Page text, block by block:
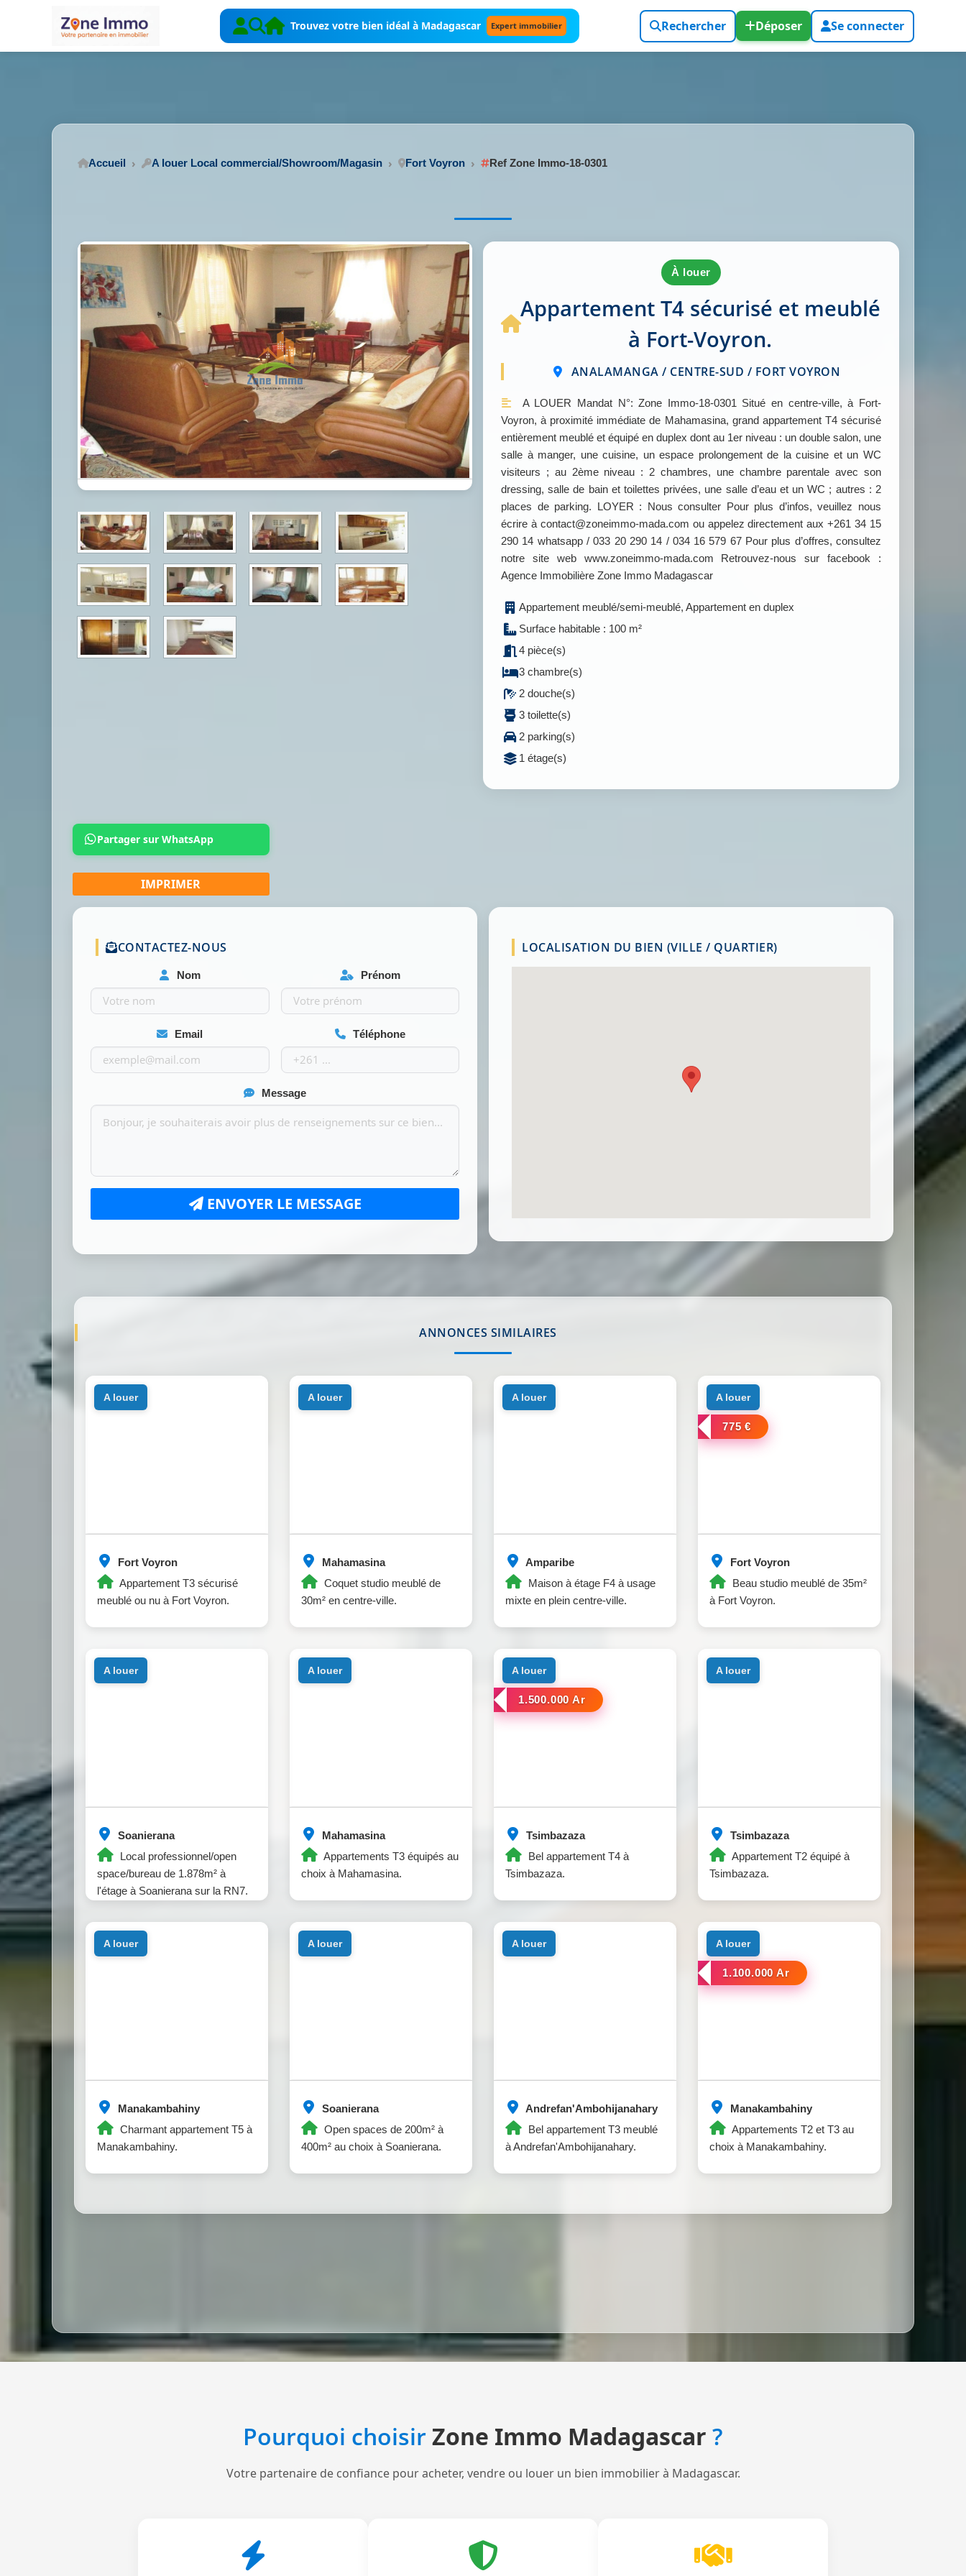
Trouvez votre bien idéal à Madagascar Expert immobilier Rechercher Déposer Se connecter
Accueil A louer Local commercial/Showroom/Magasin Fort Voyron Ref Zone Immo-18-0301
à louer
Appartement T4 sécurisé et meublé
à Fort-Voyron.
ANALAMANGA / CENTRE-SUD / FORT VOYRON
A LOUER Mandat N°: Zone Immo-18-0301 Situé en centre-ville, à Fort-
Voyron, à proximité immédiate de Mahamasina, grand appartement T4 sécurisé
entièrement meublé et équipé en duplex dont au 1er niveau : un double salon, une
salle à manger, une cuisine, un espace prolongement de la cuisine et un WC
visiteurs ; au 2ème niveau : 2 chambres, une chambre parentale avec son
dressing, salle de bain et toilettes privées, une salle d’eau et un WC ; autres : 2
places de parking. LOYER : Nous consulter Pour plus d’infos, veuillez nous
écrire à contact@zoneimmo-mada.com ou appelez directement aux +261 34 15
290 14 whatsapp / 033 20 290 14 / 034 16 579 67 Pour plus d’offres, consultez
notre site web www.zoneimmo-mada.com Retrouvez-nous sur facebook :
Agence Immobilière Zone Immo Madagascar
Appartement meublé/semi-meublé, Appartement en duplex
Surface habitable : 100 m²
4 pièce(s)
3 chambre(s)
2 douche(s)
3 toilette(s)
2 parking(s)
1 étage(s)
Partager sur WhatsApp
CONTACTEZ-NOUS
Nom Prénom
Email Téléphone
Message
ENVOYER LE MESSAGE
LOCALISATION DU BIEN (VILLE / QUARTIER)
ANNONCES SIMILAIRES
Fort Voyron
Appartement T3 sécurisé
meublé ou nu à Fort Voyron.
a louer
Mahamasina
Coquet studio meublé de
30m² en centre-ville.
a louer
Amparibe
Maison à étage F4 à usage
mixte en plein centre-ville.
a louer
Fort Voyron
Beau studio meublé de 35m²
à Fort Voyron.
a louer
775 €
Soanierana
Local professionnel/open
space/bureau de 1.878m² à
l'étage à Soanierana sur la RN7.
a louer
Mahamasina
Appartements T3 équipés au
choix à Mahamasina.
a louer
Tsimbazaza
Bel appartement T4 à
Tsimbazaza.
a louer
1.500.000 Ar
Tsimbazaza
Appartement T2 équipé à
Tsimbazaza.
a louer
Manakambahiny
Charmant appartement T5 à
Manakambahiny.
a louer
Soanierana
Open spaces de 200m² à
400m² au choix à Soanierana.
a louer
Andrefan'Ambohijanahary
Bel appartement T3 meublé
à Andrefan'Ambohijanahary.
a louer
Manakambahiny
Appartements T2 et T3 au
choix à Manakambahiny.
a louer
1.100.000 Ar
Pourquoi choisirZone Immo Madagascar ?
Votre partenaire de confiance pour acheter, vendre ou louer un bien immobilier à Madagascar.